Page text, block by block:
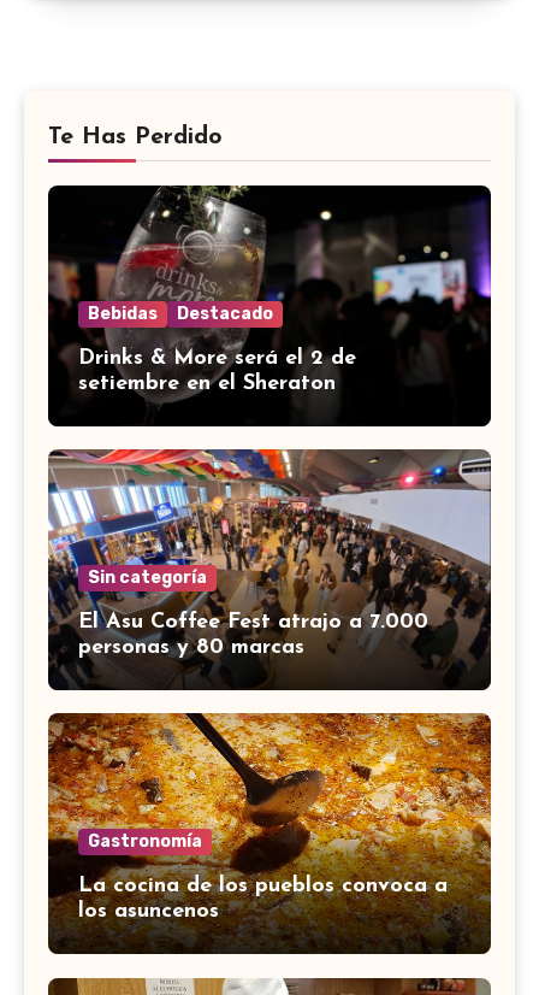
Te Has Perdido
Bebidas Destacado
Drinks & More será el 2 de
setiembre en el Sheraton
Sin categoría
El Asu Coffee Fest atrajo a 7.000
personas y 80 marcas
Gastronomía
La cocina de los pueblos convoca a
los asuncenos